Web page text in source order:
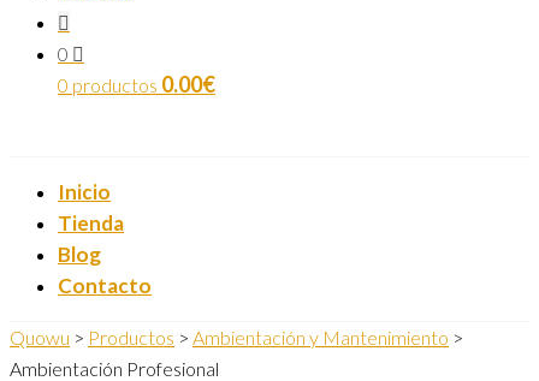
0
0 productos 0.00€
Inicio
Tienda
Blog
Contacto
Quowu > Productos > Ambientación y Mantenimiento >
Ambientación Profesional